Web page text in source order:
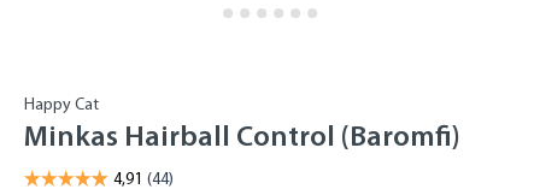
Happy Cat
Minkas Hairball Control (Baromfi)